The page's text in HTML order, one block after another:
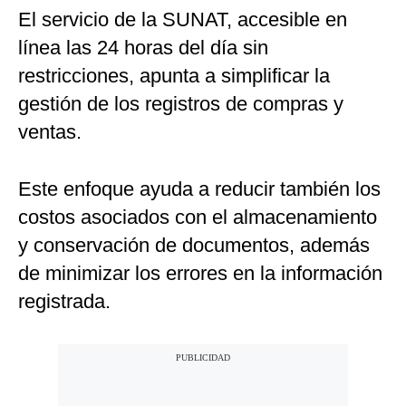
El servicio de la SUNAT, accesible en
línea las 24 horas del día sin
restricciones, apunta a simplificar la
gestión de los registros de compras y
ventas.
Este enfoque ayuda a reducir también los
costos asociados con el almacenamiento
y conservación de documentos, además
de minimizar los errores en la información
registrada.